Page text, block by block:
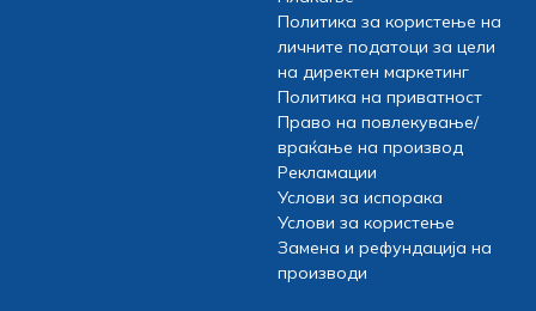
Политика за користење на
личните податоци за цели
на директен маркетинг
Политика на приватност
Право на повлекување/
враќање на производ
Рекламации
Услови за испорака
Услови за користење
Замена и рефундација на
производи